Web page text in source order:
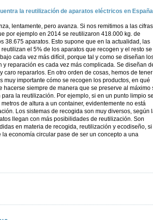
la reutilización de aparatos eléctricos en España
lentamente, pero avanza. Si nos remitimos a las cifras
por ejemplo en 2014 se reutilizaron 418.000 kg. de
38.675 aparatos. Esto supone que en la actualidad, las
el 5% de los aparatos que recogen y el resto se
cada vez más difícil, porque tal y como se diseñan
y reparación es cada vez más complicada. Se diseñan
caro repararlos. En otro orden de cosas, hemos de tener
muy importante cómo se recogen los productos, en qué
hacerse siempre de manera que se preserve al máximo
la reutilización. Por ejemplo, si en un punto limpio se
de altura a un container, evidentemente no está
Los sistemas de recogida son muy diversos, según
llegan con más posibilidades de reutilización. Son
en materia de recogida, reutilización y ecodiseño, si
economía circular pase de ser un concepto a una